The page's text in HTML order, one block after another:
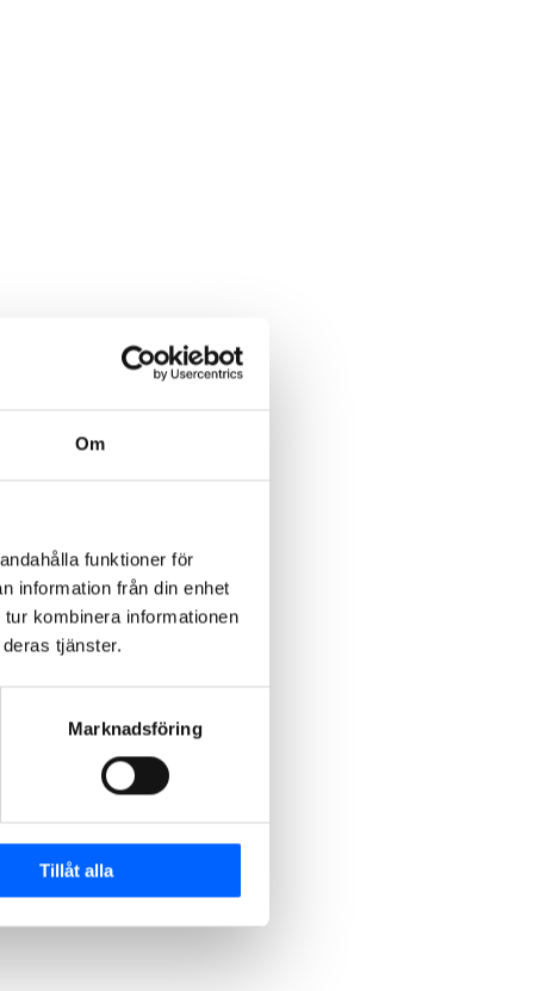
Om
funktioner för
information från din enhet
kombinera informationen
tjänster.
Marknadsföring
Tillåt alla